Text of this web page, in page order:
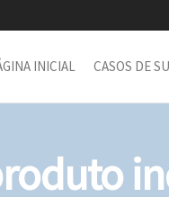
INICIAL CASOS DE